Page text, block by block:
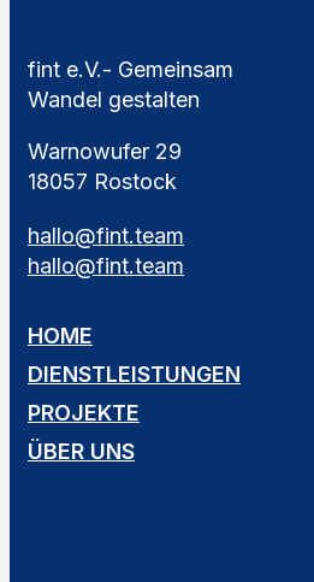
fint e.V.- Gemeinsam
Wandel gestalten
Warnowufer 29
18057 Rostock
hallo@fint.team
hallo@fint.team
HOME
DIENSTLEISTUNGEN
PROJEKTE
ÜBER UNS